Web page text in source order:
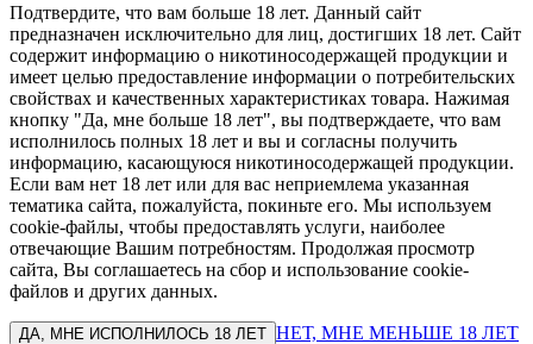
Подтвердите, что вам больше 18 лет. Данный сайт
предназначен исключительно для лиц, достигших 18 лет. Сайт
содержит информацию о никотиносодержащей продукции и
имеет целью предоставление информации о потребительских
свойствах и качественных характеристиках товара. Нажимая
кнопку "Да, мне больше 18 лет", вы подтверждаете, что вам
исполнилось полных 18 лет и вы и согласны получить
информацию, касающуюся никотиносодержащей продукции.
Если вам нет 18 лет или для вас неприемлема указанная
тематика сайта, пожалуйста, покиньте его. Мы используем
cookie-файлы, чтобы предоставлять услуги, наиболее
отвечающие Вашим потребностям. Продолжая просмотр
сайта, Вы соглашаетесь на сбор и использование cookie-
файлов и других данных.
ДА, МНЕ ИСПОЛНИЛОСЬ 18 ЛЕТ НЕТ, МНЕ МЕНЬШЕ 18 ЛЕТ